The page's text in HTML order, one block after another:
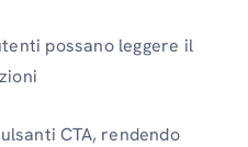
possano leggere il
CTA, rendendo